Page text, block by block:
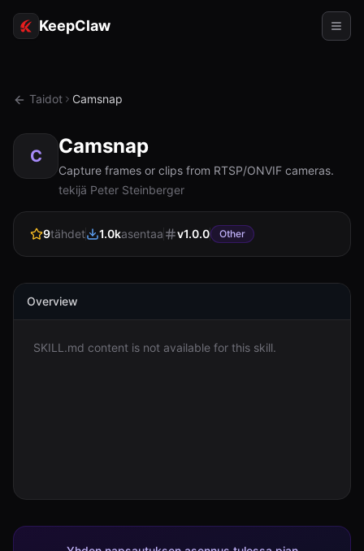
KeepClaw
Token-käyttö
Käyttökohteet
Hinnoittelu
RESURSSIT
Vertaa
Tietoja
Taidot Camsnap
C Camsnap
Capture frames or clips from RTSP/ONVIF cameras.
tekijä Peter Steinberger
9tähdet 1.0kasentaa v1.0.0 Other
Overview
SKILL.md content is not available for this skill.